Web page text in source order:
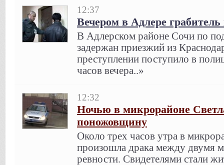
12:37
Вечером в Адлере
В Адлерском районе Сочи по
задержан приезжий из
преступлении поступило в
часов вечера..»
12:32
Ночью в микрорайоне
поножовщину
Около трех часов утра в
произошла драка между двумя
ревности. Свидетелями стали